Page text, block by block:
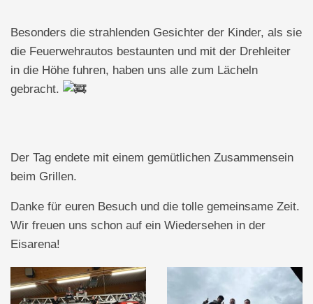
Besonders die strahlenden Gesichter der Kinder, als sie
die Feuerwehrautos bestaunten und mit der Drehleiter
in die Höhe fuhren, haben uns alle zum Lächeln
gebracht.
Der Tag endete mit einem gemütlichen Zusammensein
beim Grillen.
Danke für euren Besuch und die tolle gemeinsame Zeit.
Wir freuen uns schon auf ein Wiedersehen in der
Eisarena!